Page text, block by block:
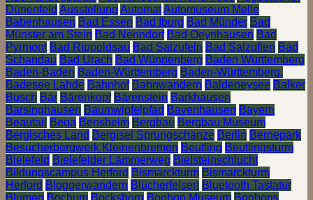
Dünenfeld Ausstellung AutomatAutomuseum Melle
Babenhausen Bad Essen Bad Iburg Bad Münder Bad
Münster am Stein Bad Nenndorf Bad Oeynhausen Bad
Pyrmont Bad Rippoldsau Bad Salzufeln Bad Salzuflen Bad
Schandau Bad Urach Bad Wünnenberg Baden Württemberg
Baden-Baden Baden-Württemberg Baden-Württemberg.
Badesee Lahde Bahnhof Bahnwandern Baldeneysee Balker
Busch Bär Bärenkopf Bärenstein Barkhausen
Barsinghausen Baumwipfelpfad Bavenhausen Bayern
Beautail
Bega Bensheim Bergbau Bergbau Museum
Bergisches Land Bergisel Sprungschanze Berlin Bernepark
Besucherbergwerk Kleinenbremen Beutling Beutlingsturm
Bielefeld Bielefelder Lämmerweg Bielsteinschlucht
Bildungscampus Herford Bismarckturm Bismarckturm
Herford Bloggerwandern Blücherfelsen Bluetooth Tastatur
Blumen Bochum Bockshorn Bonbon Museum Bonbons